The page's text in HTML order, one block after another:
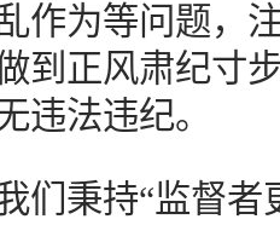
作为等问题，
到正风肃纪寸
违法违纪。
秉持“监督者